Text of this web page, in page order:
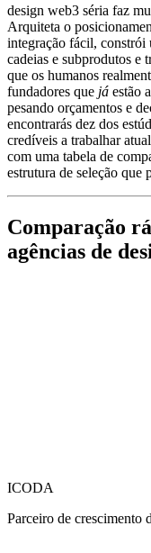
design web3 séria faz
Arquiteta o
integração fácil, constrói
cadeias e subprodutos e
que os humanos
fundadores que já estão
pesando orçamentos e
encontrarás dez dos
credíveis a trabalhar
com uma tabela de
estrutura de seleção que
Comparação
agências de
ICODA
Parceiro de crescimento